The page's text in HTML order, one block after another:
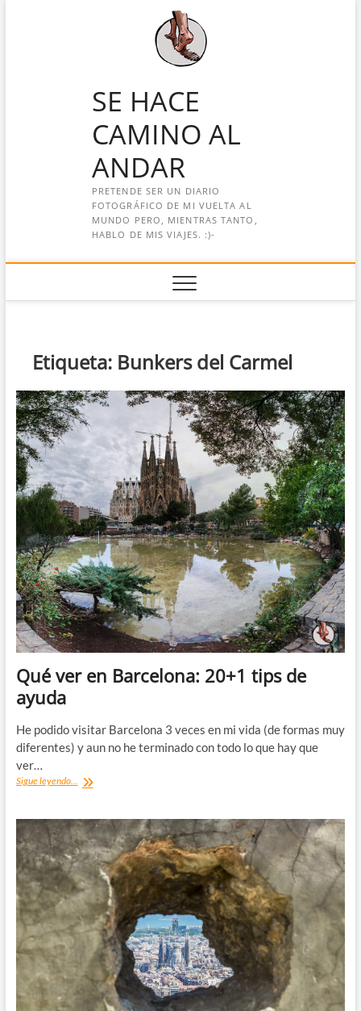
SE HACE
CAMINO AL
ANDAR
PRETENDE SER UN DIARIO
FOTOGRÁFICO DE MI VUELTA AL
MUNDO PERO, MIENTRAS TANTO,
HABLO DE MIS VIAJES. :)-
Etiqueta: Bunkers del Carmel
Qué ver en Barcelona: 20+1 tips de
ayuda
He podido visitar Barcelona 3 veces en mi vida (de formas muy
diferentes) y aun no he terminado con todo lo que hay que
ver…
Sigue leyendo...
Qué
Barcelona:
20+1
tips
de
ayuda